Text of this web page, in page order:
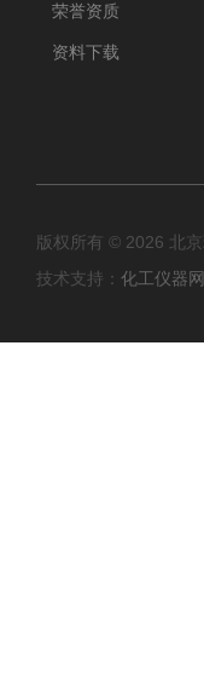
荣誉资质
资料下载
版权所有 © 2026 北
技术支持： 化工仪器网